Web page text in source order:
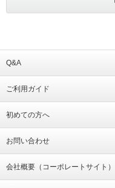
Q&A
ご利用ガイド
初めての方へ
お問い合わせ
会社概要（コーポレートサイト）